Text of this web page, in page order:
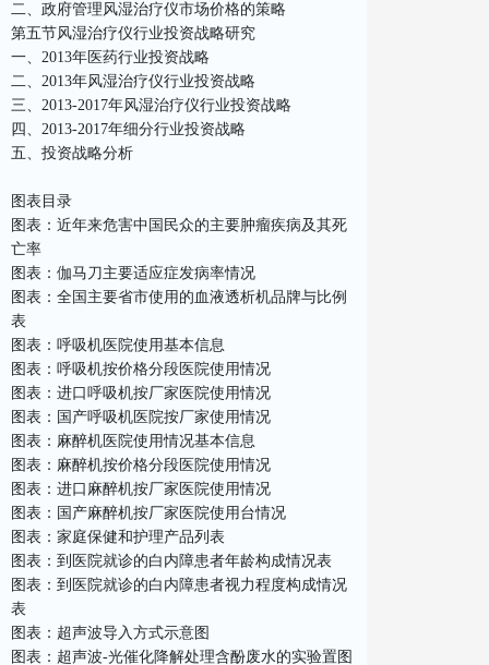
二、政府管理风湿治疗仪市场价格的策略
第五节风湿治疗仪行业投资战略研究
一、2013年医药行业投资战略
二、2013年风湿治疗仪行业投资战略
三、2013-2017年风湿治疗仪行业投资战略
四、2013-2017年细分行业投资战略
五、投资战略分析
图表目录
图表：近年来危害中国民众的主要肿瘤疾病及其死
亡率
图表：伽马刀主要适应症发病率情况
图表：全国主要省市使用的血液透析机品牌与比例
表
图表：呼吸机医院使用基本信息
图表：呼吸机按价格分段医院使用情况
图表：进口呼吸机按厂家医院使用情况
图表：国产呼吸机医院按厂家使用情况
图表：麻醉机医院使用情况基本信息
图表：麻醉机按价格分段医院使用情况
图表：进口麻醉机按厂家医院使用情况
图表：国产麻醉机按厂家医院使用台情况
图表：家庭保健和护理产品列表
图表：到医院就诊的白内障患者年龄构成情况表
图表：到医院就诊的白内障患者视力程度构成情况
表
图表：超声波导入方式示意图
图表：超声波-光催化降解处理含酚废水的实验置图